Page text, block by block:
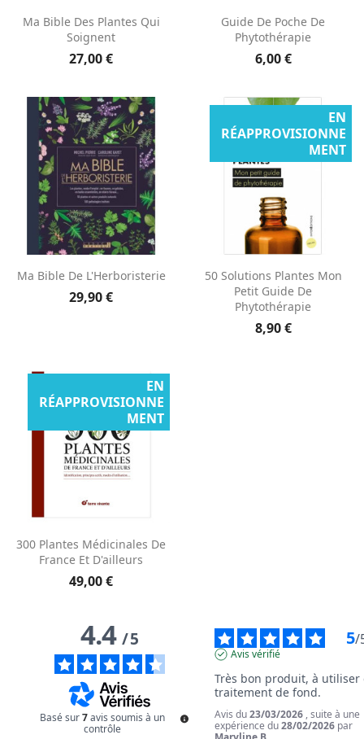
Ma Bible Des Plantes Qui
Soignent
27,00 €
Guide De Poche De
Phytothérapie
6,00 €
Ma Bible De L'Herboristerie
29,90 €
50 Solutions Plantes Mon
Petit Guide De
Phytothérapie
8,90 €
EN
RÉAPPROVISIONNE
MENT
300 Plantes Médicinales De
France Et D'ailleurs
49,00 €
EN
RÉAPPROVISIONNE
MENT
4.4/5
Basé sur7avis soumis à un
contrôle
5/
Avis vérifié
Très bon produit, à utiliser
traitement de fond.
Avis du23/03/2026 , suite à une
expérience du28/02/2026 par